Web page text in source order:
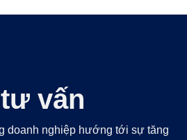
vấn
doanh nghiệp hướng tới sự tăng